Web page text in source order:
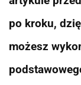
po kroku,
możesz